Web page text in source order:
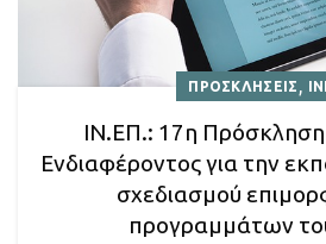
ΠΡΟΣΚΛΗΣΕΙΣ ,
ΙΝ.ΕΠ.: 17η
Ενδιαφέροντος για την
σχεδιασμού
προγραμμάτων